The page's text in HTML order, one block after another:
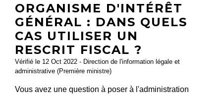
ORGANISME D'INTÉRÊT
GÉNÉRAL : DANS QUELS
CAS UTILISER UN
RESCRIT FISCAL ?
Vérifié le 12 Oct 2022 - Direction de l'information légale et
administrative (Première ministre)
Vous avez une question à poser à l'administration